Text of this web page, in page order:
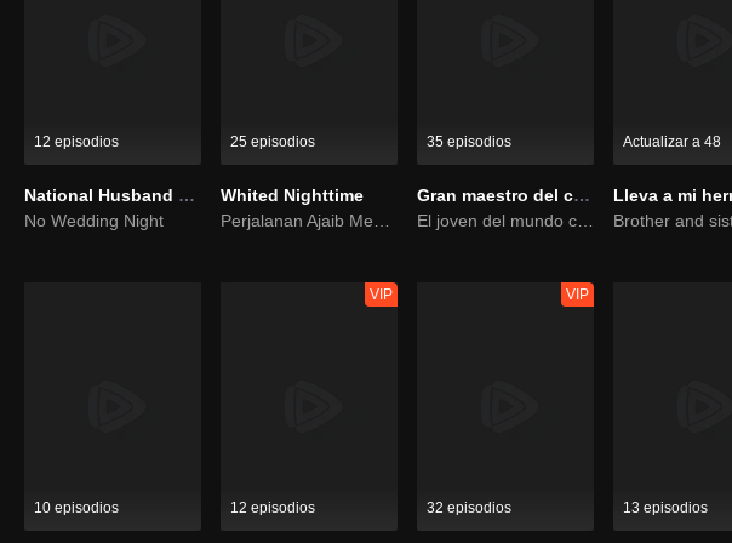
12 episodios
National Husband Bring Home SS1
No Wedding Night
25 episodios
Whited Nighttime
35 episodios
Gran maestro del cultivo demoníaco
Actualizar a 48
10 episodios 12 episodios
VIP
32 episodios
VIP
13 episodios